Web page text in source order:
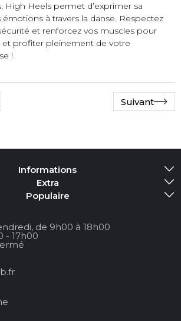
High Heels permet d’exprimer sa
à travers la danse. Respectez
et renforcez vos muscles pour
et profiter pleinement de votre
!
Suivant
Informations
Extra
Populaire
de 9h00 à 18h00
- 17h00